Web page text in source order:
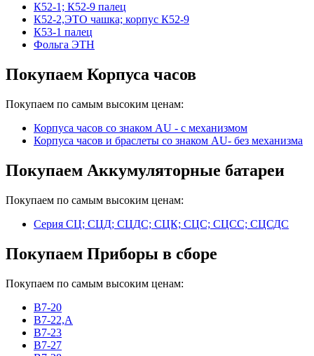
К52-1; К52-9 палец
К52-2,ЭТО чашка; корпус К52-9
К53-1 палец
Фольга ЭТН
Покупаем Корпуса часов
Покупаем по самым высоким ценам:
Корпуса часов cо знаком AU - с механизмом
Корпуса часов и браслеты со знаком AU- без механизма
Покупаем Аккумуляторные батареи
Покупаем по самым высоким ценам:
Серия СЦ; СЦД; СЦДС; СЦК; СЦС; СЦСС; СЦСДС
Покупаем Приборы в сборе
Покупаем по самым высоким ценам:
В7-20
В7-22,А
В7-23
В7-27